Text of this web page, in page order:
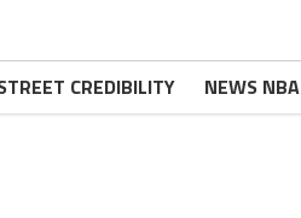
CREDIBILITY NEWS NBA